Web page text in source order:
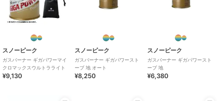
スノーピーク
ガスバーナー ギガパワーマイ
クロマックスウルトラライト
¥9,130
スノーピーク
ガスバーナー ギガパワースト
ーブ 地 オート
¥8,250
スノーピーク
ガスバーナー ギガパワースト
ーブ 地
¥6,380